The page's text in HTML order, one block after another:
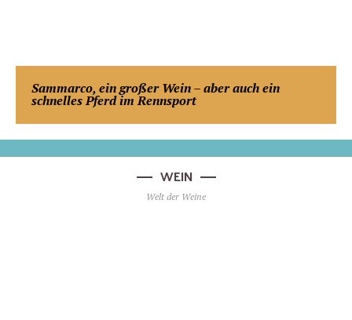
Sammarco, ein großer Wein – aber auch ein
schnelles Pferd im Rennsport
WEIN
Welt der Weine